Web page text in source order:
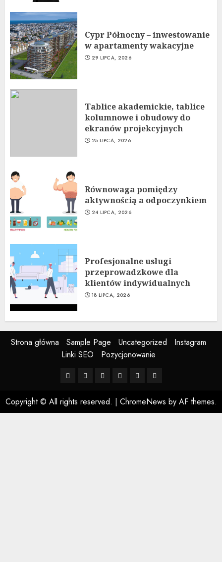
Cypr Północny – inwestowanie
w apartamenty wakacyjne
29 LIPCA, 2026
Tablice akademickie, tablice
kolumnowe i obudowy do
ekranów projekcyjnych
25 LIPCA, 2026
Równowaga pomiędzy
aktywnością a odpoczynkiem
24 LIPCA, 2026
Profesjonalne usługi
przeprowadzkowe dla
klientów indywidualnych
18 LIPCA, 2026
Strona główna Sample Page Uncategorized
Instagram
Linki SEO
Pozycjonowanie
StronaSampleUncategorized
Instagram
LinkiPozycjonowanie
Copyright © All rights reserved. | ChromeNews by AF themes.